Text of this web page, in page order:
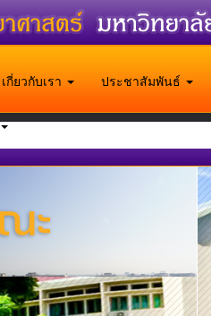
เกี่ยวกับเรา ประชาสัมพันธ์